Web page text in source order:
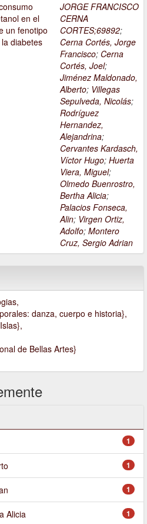
en el
un fenotipo
diabetes
JORGE FRANCISCO
CERNA
CORTES;69892;
Cerna Cortés, Jorge
Francisco; Cerna
Cortés, Joel;
Jiménez Maldonado,
Alberto; Villegas
Sepulveda, Nicolás;
Rodríguez
Hernandez,
Alejandrina;
Cervantes Kardasch,
Víctor Hugo; Huerta
Viera, Miguel;
Olmedo Buenrostro,
Bertha Alicia;
Palacios Fonseca,
Alin; Virgen Ortiz,
Adolfo; Montero
Cruz, Sergio Adrian
danza, cuerpo e historia},
de Bellas Artes}
1
1
1
1
Alicia